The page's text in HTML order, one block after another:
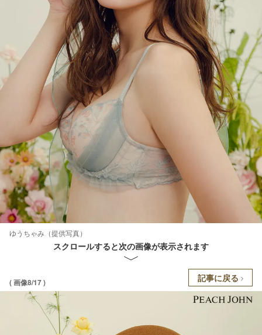
ゆうちゃみ（提供写真）
スクロールすると次の画像が表示されます
( 画像8/17 ) 記事に戻る